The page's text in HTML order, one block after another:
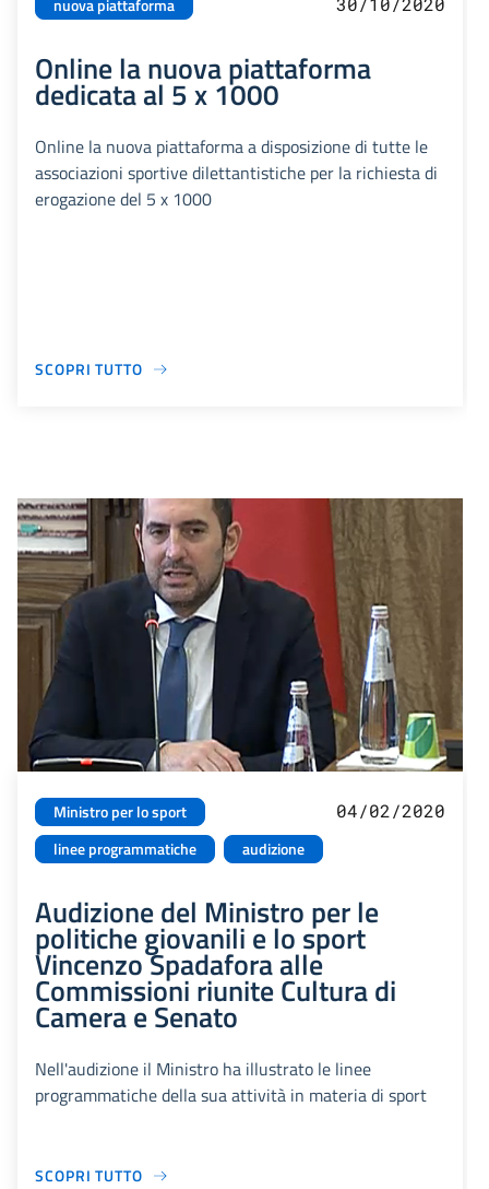
nuova piattaforma
Online la nuova piattaforma
dedicata al 5 x 1000
Online la nuova piattaforma a disposizione di tutte le
associazioni sportive dilettantistiche per la richiesta di
erogazione del 5 x 1000
SCOPRI TUTTO
Ministro per lo sport
linee programmatiche
audizione
04/02/2020
Audizione del Ministro per le
politiche giovanili e lo sport
Vincenzo Spadafora alle
Commissioni riunite Cultura di
Camera e Senato
Nell'audizione il Ministro ha illustrato le linee
programmatiche della sua attività in materia di sport
SCOPRI TUTTO